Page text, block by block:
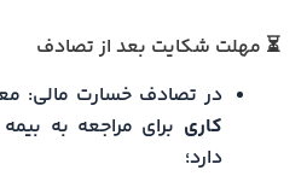
⏳ مهلت شکایت بعد از تصادف
در تصادف خسارت مالی:
کاری برای مراجعه به
دارد؛